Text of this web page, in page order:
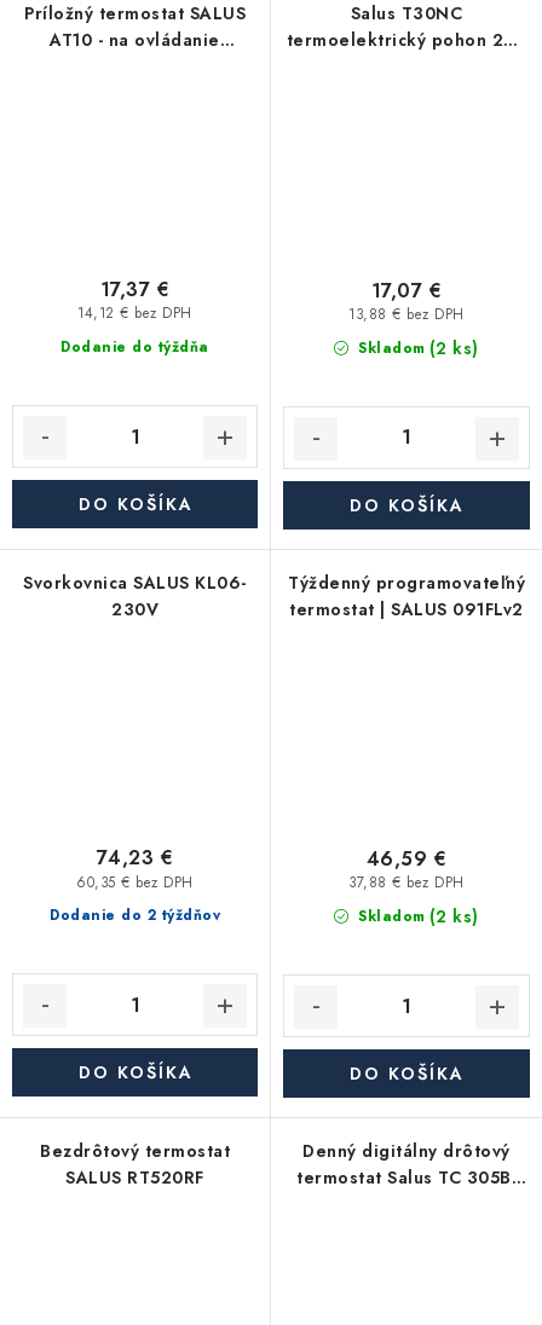
Príložný termostat SALUS
AT10 - na ovládanie
Dodanie do týždňa
14,12 € bez DPH
17,37 €
DO KOŠÍKA
Salus T30NC
termoelektrický pohon 230
Skladom (2 ks)
13,88 € bez DPH
17,07 €
DO KOŠÍKA
Svorkovnica SALUS KL06-
230V
Dodanie do 2 týždňov
60,35 € bez DPH
74,23 €
DO KOŠÍKA
Týždenný programovateľný
termostat | SALUS 091FLv2
Skladom (2 ks)
37,88 € bez DPH
46,59 €
DO KOŠÍKA
Bezdrôtový termostat
SALUS RT520RF
Denný digitálny drôtový
termostat Salus TC 305B,